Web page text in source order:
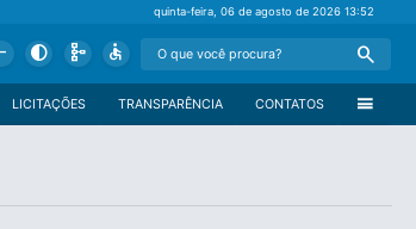
quinta-feira, 06 de agosto de 202613:52
Contrast Schema Accessible Search
menu
CONTATOS
TRANSPARÊNCIA
LICITAÇÕES